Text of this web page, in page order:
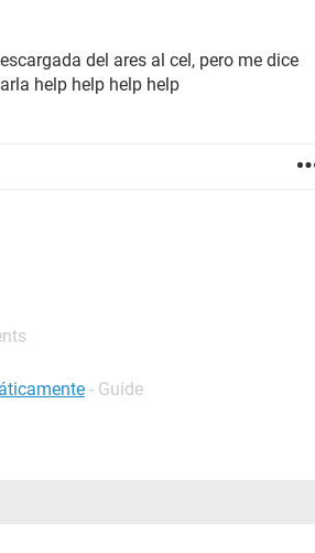
del ares al cel, pero me dice
help help help help
- Guide